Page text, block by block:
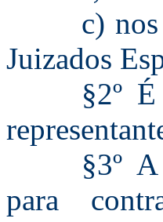
c)
Juizados
§2º
§3º
para